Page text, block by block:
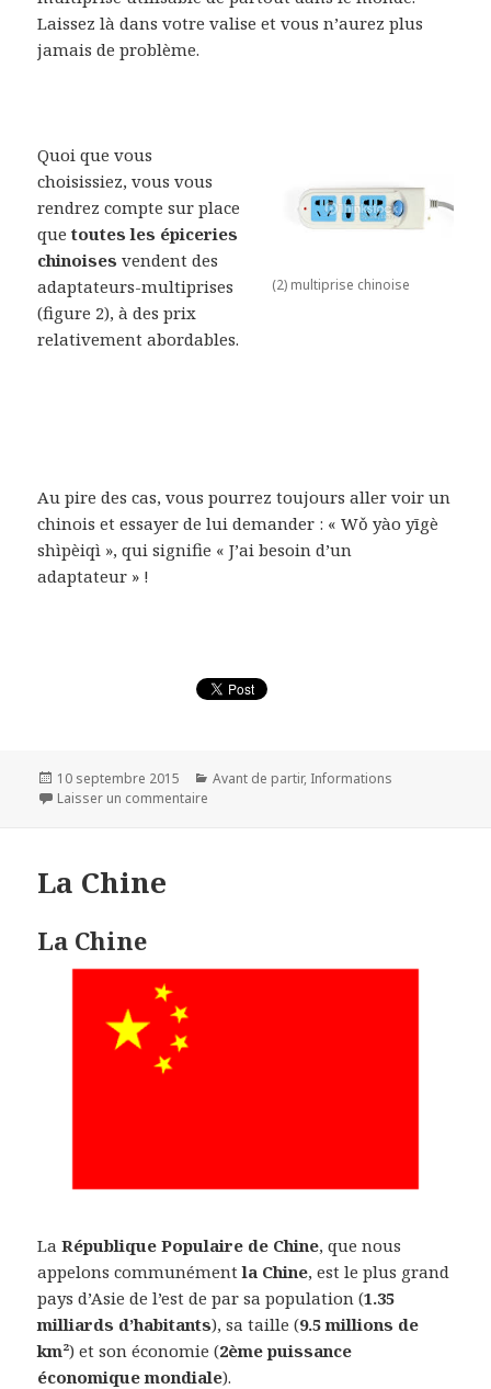
Laissez là dans votre valise et vous n’aurez plus
jamais de problème.
(2) multiprise chinoise
Quoi que vous
choisissiez, vous vous
rendrez compte sur place
quetoutes les épiceries
chinoises vendent des
adaptateurs-multiprises
(figure 2), à des prix
relativement abordables.
Au pire des cas, vous pourrez toujours aller voir un
chinois et essayer de lui demander : « Wǒ yào yīgè
shìpèiqì », qui signifie « J’ai besoin d’un
adaptateur » !
Publié
le
10 septembre 2015 Catégories
Avant de partir, Informations
Laisser un commentaire
La Chine
La Chine
LaRépublique Populaire de Chine, que nous
appelons communémentla Chine, est le plus grand
pays d’Asie de l’est de par sa population (1.35
milliards d’habitants), sa taille (9.5 millions de
km²) et son économie (2ème puissance
économique mondiale).